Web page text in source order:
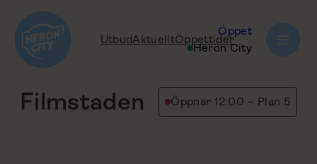
till
innehåll
UtbudAktuelltÖppettider
Öppet
Heron City
tillbaka
Filmstaden Öppnar 12:00 – Plan 5